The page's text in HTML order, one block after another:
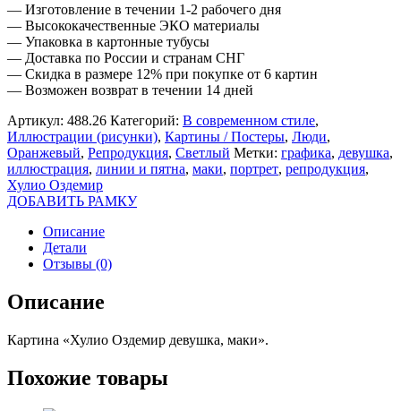
— Изготовление в течении 1-2 рабочего дня
— Высококачественные ЭКО материалы
— Упаковка в картонные тубусы
— Доставка по России и странам СНГ
— Скидка в размере 12% при покупке от 6 картин
— Возможен возврат в течении 14 дней
Артикул: 488.26 Категорий: В современном стиле,
Иллюстрации (рисунки), Картины / Постеры, Люди,
Оранжевый, Репродукция, Светлый Метки: графика, девушка,
иллюстрация, линии и пятна, маки, портрет, репродукция,
Хулио Оздемир
ДОБАВИТЬ РАМКУ
Описание
Детали
Отзывы (0)
Описание
Картина «Хулио Оздемир девушка, маки».
Похожие товары